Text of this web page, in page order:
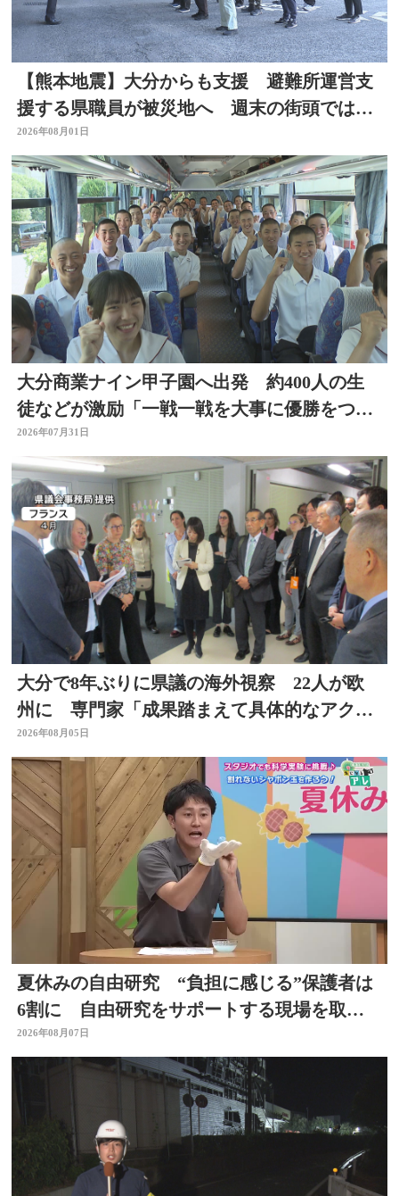
【熊本地震】大分からも支援 避難所運営支
援する県職員が被災地へ 週末の街頭では募
金の呼びかけも
2026年08月01日
大分商業ナイン甲子園へ出発 約400人の生
徒などが激励「一戦一戦を大事に優勝をつか
み取って」
2026年07月31日
大分で8年ぶりに県議の海外視察 22人が欧
州に 専門家「成果踏まえて具体的なアクシ
ョン必要」
2026年08月05日
夏休みの自由研究 “負担に感じる”保護者は
6割に 自由研究をサポートする現場を取
材 スタジオで「割れないシャボン玉」づく
りも
2026年08月07日